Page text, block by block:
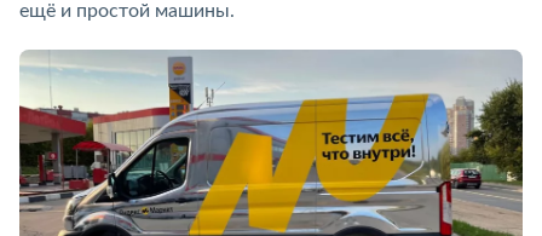
ещё и простой машины.